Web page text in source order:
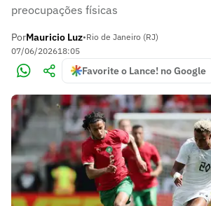
preocupações físicas
PorMauricio Luz•Rio de Janeiro (RJ)
07/06/202618:05
Favorite o Lance! no Google